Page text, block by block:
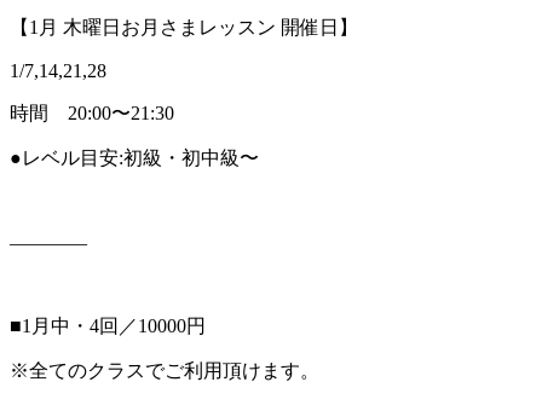
【1月 木曜日お月さまレッスン 開催日】
1/7,14,21,28
時間 20:00〜21:30
●レベル目安:初級・初中級〜
————
■1月中・4回／10000円
※全てのクラスでご利用頂けます。